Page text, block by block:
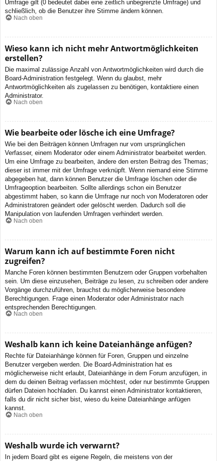
Umfrage gilt (0 bedeutet dabei eine zeitlich unbegrenzte Umfrage) und
schließlich, ob die Benutzer ihre Stimme ändern können.
Nach oben
Wieso kann ich nicht mehr Antwortmöglichkeiten
erstellen?
Die maximal zulässige Anzahl von Antwortmöglichkeiten wird durch die
Board-Administration festgelegt. Wenn du glaubst, mehr
Antwortmöglichkeiten als zugelassen zu benötigen, kontaktiere einen
Administrator.
Nach oben
Wie bearbeite oder lösche ich eine Umfrage?
Wie bei den Beiträgen können Umfragen nur vom ursprünglichen
Verfasser, einem Moderator oder einem Administrator bearbeitet werden.
Um eine Umfrage zu bearbeiten, ändere den ersten Beitrag des Themas;
dieser ist immer mit der Umfrage verknüpft. Wenn niemand eine Stimme
abgegeben hat, dann können Benutzer die Umfrage löschen oder die
Umfrageoption bearbeiten. Sollte allerdings schon ein Benutzer
abgestimmt haben, so kann die Umfrage nur noch von Moderatoren oder
Administratoren geändert oder gelöscht werden. Dadurch soll die
Manipulation von laufenden Umfragen verhindert werden.
Nach oben
Warum kann ich auf bestimmte Foren nicht
zugreifen?
Manche Foren können bestimmten Benutzern oder Gruppen vorbehalten
sein. Um diese einzusehen, Beiträge zu lesen, zu schreiben oder andere
Vorgänge durchzuführen, brauchst du möglicherweise besondere
Berechtigungen. Frage einen Moderator oder Administrator nach
entsprechenden Berechtigungen.
Nach oben
Weshalb kann ich keine Dateianhänge anfügen?
Rechte für Dateianhänge können für Foren, Gruppen und einzelne
Benutzer vergeben werden. Die Board-Administration hat es
möglicherweise nicht erlaubt, Dateianhänge in dem Forum anzufügen, in
dem du deinen Beitrag verfassen möchtest, oder nur bestimmte Gruppen
dürfen Dateien hochladen. Du kannst einen Administrator kontaktieren,
falls du dir nicht sicher bist, wieso du keine Dateianhänge anfügen
kannst.
Nach oben
Weshalb wurde ich verwarnt?
In jedem Board gibt es eigene Regeln, die meistens von der